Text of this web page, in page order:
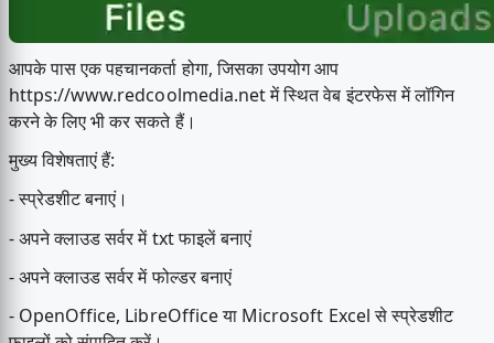
आपके पास एक पहचानकर्ता होगा, जिसका उपयोग आप
https://www.redcoolmedia.net में स्थित वेब इंटरफेस में लॉगिन
करने के लिए भी कर सकते हैं।
मुख्य विशेषताएं हैं:
- स्प्रेडशीट बनाएं।
- अपने क्लाउड सर्वर में txt फाइलें बनाएं
- अपने क्लाउड सर्वर में फोल्डर बनाएं
- OpenOffice, LibreOffice या Microsoft Excel से स्प्रेडशीट